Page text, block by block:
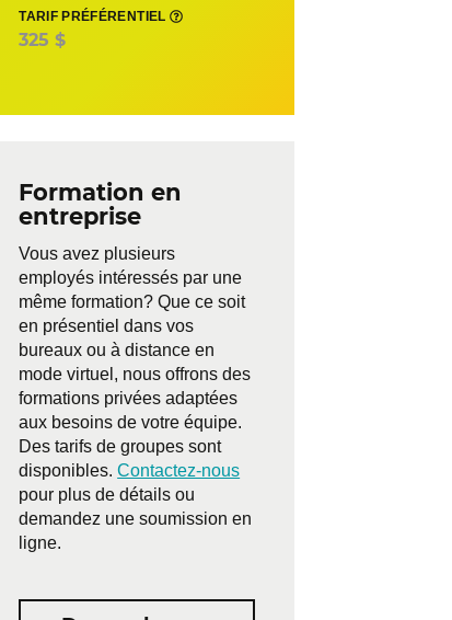
TARIF PRÉFÉRENTIEL
325 $
Formation en
entreprise
Vous avez plusieurs
employés intéressés par une
même formation? Que ce soit
en présentiel dans vos
bureaux ou à distance en
mode virtuel, nous offrons des
formations privées adaptées
aux besoins de votre équipe.
Des tarifs de groupes sont
disponibles.Contactez-nous
pour plus de détails ou
demandez une soumission en
ligne.